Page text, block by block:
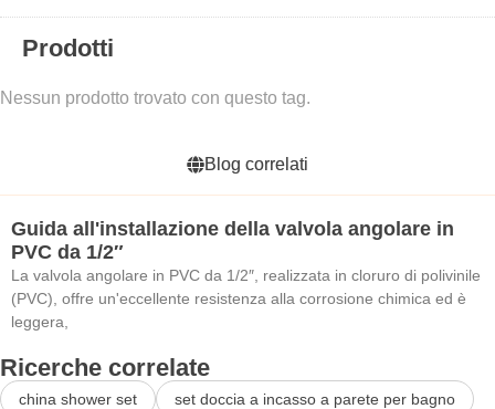
Prodotti
Nessun prodotto trovato con questo tag.
Blog correlati
Guida all'installazione della valvola angolare in
PVC da 1/2″
La valvola angolare in PVC da 1/2″, realizzata in cloruro di polivinile
(PVC), offre un'eccellente resistenza alla corrosione chimica ed è
leggera,
Ricerche correlate
china shower set set doccia a incasso a parete per bagno